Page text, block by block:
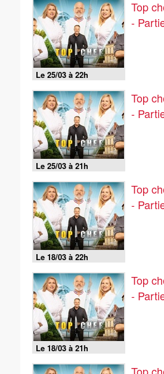
Le 25/03 à 22h
Top
-
Le 25/03 à 21h
Top
-
Le 18/03 à 22h
Top
-
Le 18/03 à 21h
Top
-